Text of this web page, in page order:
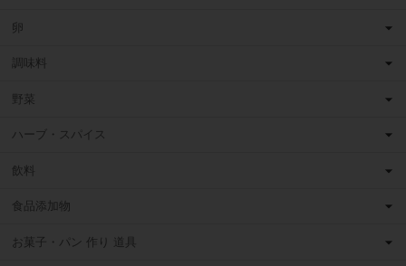
卵
調味料
野菜
ハーブ・スパイス
飲料
食品添加物
お菓子・パン 作り 道具